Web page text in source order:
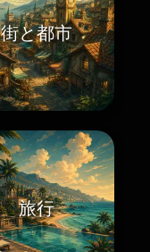
街と都市
旅行